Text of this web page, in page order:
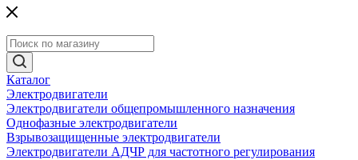
Каталог
Электродвигатели
Электродвигатели общепромышленного назначения
Однофазные электродвигатели
Взрывозащищенные электродвигатели
Электродвигатели АДЧР для частотного регулирования